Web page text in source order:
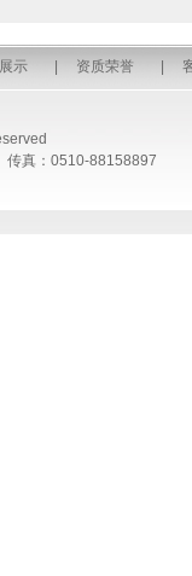
示 资质荣誉
真：0510-88158897